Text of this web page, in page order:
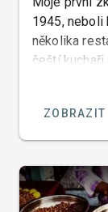
1945, neboli
několika
čeští
pracujícím
ZOBRAZIT